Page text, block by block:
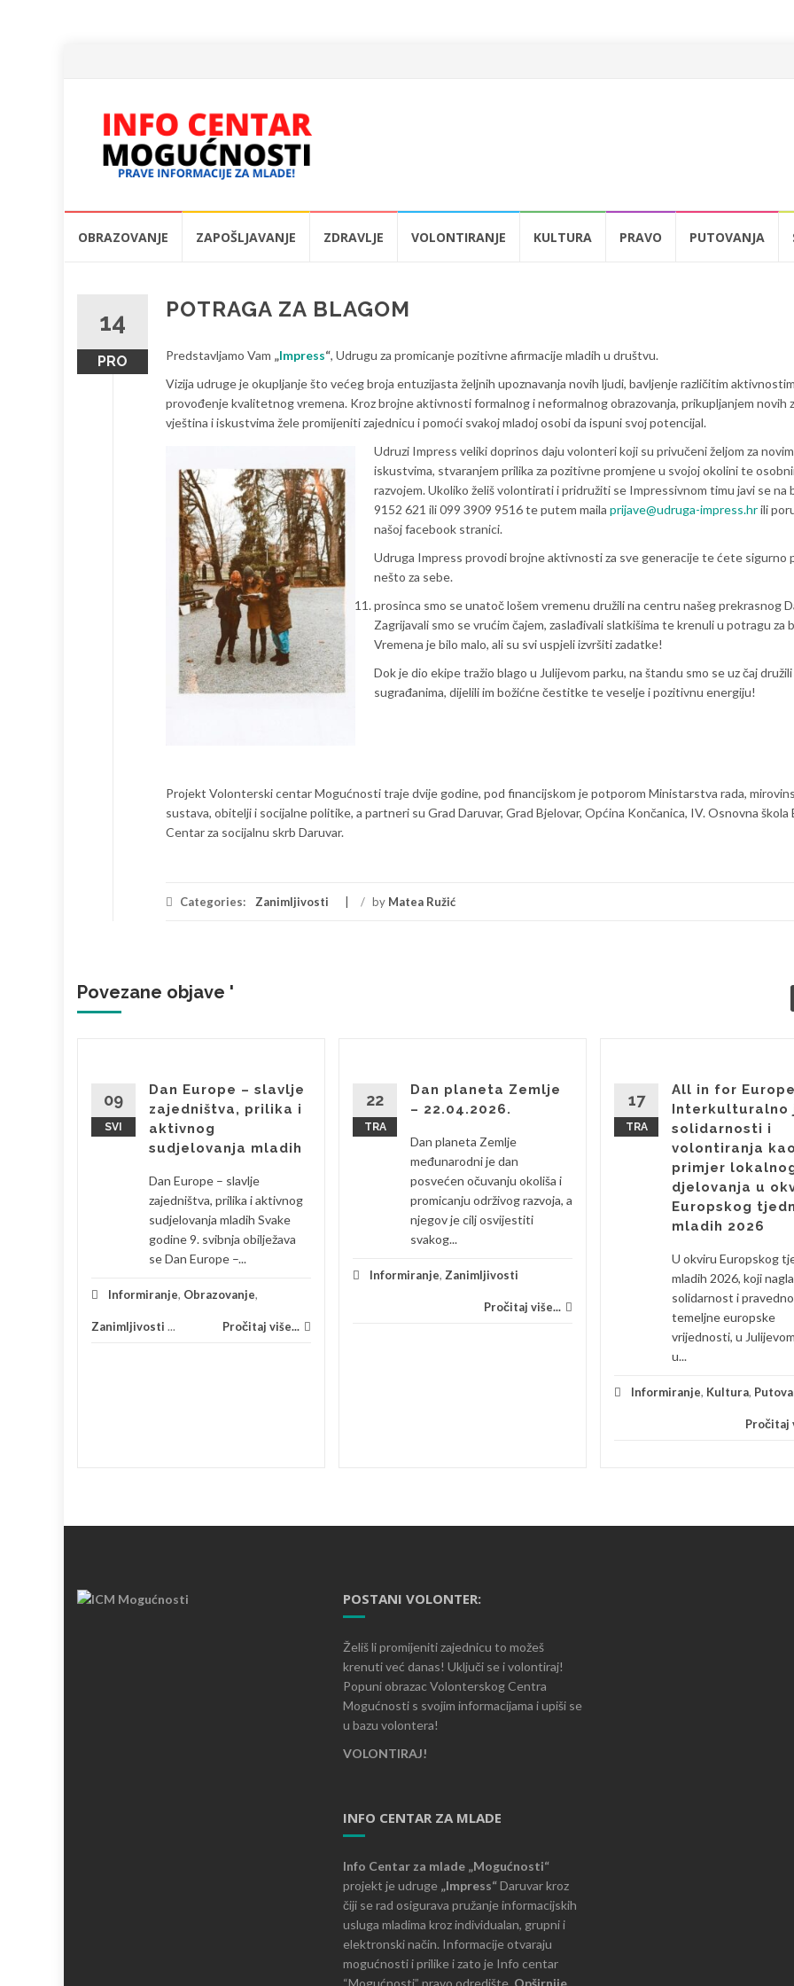
OBRAZOVANJE ZAPOŠLJAVANJE ZDRAVLJE VOLONTIRANJE KULTURA PRAVO PUTOVANJA
14
PRO
POTRAGA ZA BLAGOM
Predstavljamo Vam „Impress“, Udrugu za promicanje pozitivne afirmacije mladih u društvu.
Vizija udruge je okupljanje što većeg broja entuzijasta željnih upoznavanja novih ljudi, bavljenje različitim
provođenje kvalitetnog vremena. Kroz brojne aktivnosti formalnog i neformalnog obrazovanja, prikupljanjem novih
vještina i iskustvima žele promijeniti zajednicu i pomoći svakoj mladoj osobi da ispuni svoj potencijal.
Udruzi Impress veliki doprinos daju volonteri koji su privučeni željom za novim
iskustvima, stvaranjem prilika za pozitivne promjene u svojoj okolini te
razvojem. Ukoliko želiš volontirati i pridružiti se Impressivnom timu javi se na
9152 621 ili 099 3909 9516 te putem maila prijave@udruga-impress.hrili
našoj facebook stranici.
Udruga Impress provodi brojne aktivnosti za sve generacije te ćete sigurno
nešto za sebe.
prosinca smo se unatoč lošem vremenu družili na centru našeg prekrasnog
Zagrijavali smo se vrućim čajem, zaslađivali slatkišima te krenuli u potragu za
Vremena je bilo malo, ali su svi uspjeli izvršiti zadatke!
Dok je dio ekipe tražio blago u Julijevom parku, na štandu smo se uz čaj družili
sugrađanima, dijelili im božićne čestitke te veselje i pozitivnu energiju!
Projekt Volonterski centar Mogućnosti traje dvije godine, pod financijskom je potporom Ministarstva rada,
sustava, obitelji i socijalne politike, a partneri su Grad Daruvar, Grad Bjelovar, Općina Končanica, IV. Osnovna škola
Centar za socijalnu skrb Daruvar.
Categories: Zanimljivosti / by Matea Ružić
Povezane objave '
09
SVI
Dan Europe – slavlje
zajedništva, prilika i
aktivnog
sudjelovanja mladih
Dan Europe – slavlje
zajedništva, prilika i aktivnog
sudjelovanja mladih Svake
godine 9. svibnja obilježava
se Dan Europe –...
Informiranje, Obrazovanje,
Zanimljivosti ... Pročitaj više...
22
TRA
Dan planeta Zemlje
– 22.04.2026.
Dan planeta Zemlje
međunarodni je dan
posvećen očuvanju okoliša i
promicanju održivog razvoja, a
njegov je cilj osvijestiti
svakog...
Informiranje, Zanimljivosti
Pročitaj više...
17
TRA
All in for
Interkulturalno
solidarnosti i
volontiranja kao
primjer
djelovanja u
Europskog
mladih 2026
U okviru Europskog
mladih 2026, koji
solidarnost i
temeljne europske
vrijednosti, u
u...
Informiranje, Kultura,
Pročitaj
POSTANI VOLONTER:
Želiš li promijeniti zajednicu to možeš
krenuti već danas! Uključi se i volontiraj!
Popuni obrazac Volonterskog Centra
Mogućnosti s svojim informacijama i upiši se
u bazu volontera!
VOLONTIRAJ!
INFO CENTAR ZA MLADE
Info Centar za mlade „Mogućnosti“
projekt je udruge „Impress“Daruvar kroz
čiji se rad osigurava pružanje informacijskih
usluga mladima kroz individualan, grupni i
elektronski način. Informacije otvaraju
mogućnosti i prilike i zato je Info centar
“Mogućnosti” pravo odredište. Opširnije